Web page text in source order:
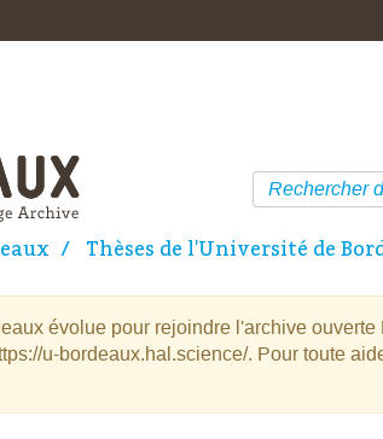
Thèses de l'Université de
évolue pour rejoindre l'archive
u-bordeaux.hal.science/. Pour toute